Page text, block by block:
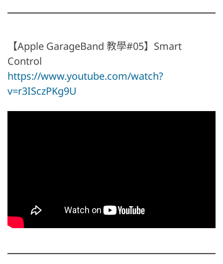
【Apple GarageBand 教學#05】Smart
Control
https://www.youtube.com/watch?
v=r3ISczPKg9U